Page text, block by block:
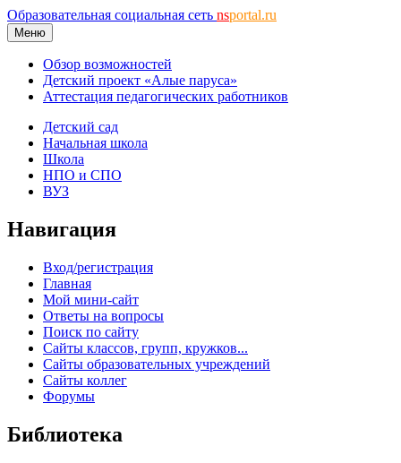
Образовательная социальная сеть nsportal.ru
Меню
Обзор возможностей
Детский проект «Алые паруса»
Аттестация педагогических работников
Детский сад
Начальная школа
Школа
НПО и СПО
ВУЗ
Навигация
Вход/регистрация
Главная
Мой мини-сайт
Ответы на вопросы
Поиск по сайту
Сайты классов, групп, кружков...
Сайты образовательных учреждений
Сайты коллег
Форумы
Библиотека